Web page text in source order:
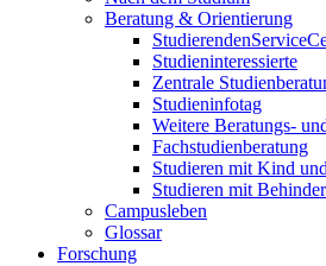
Beratung & Orientierung
Studieninteressierte
Zentrale
Studieninfotag
Weitere Beratungs-
Fachstudienberatung
Studieren mit Kind
Studieren mit
Campusleben
Glossar
Forschung